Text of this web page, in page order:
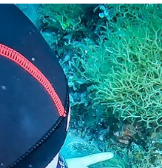
Continuano le attività di ricerca
del Laboratorio del MARE nell'AMP Isole
Tremiti e tra le tante quella di monitorare